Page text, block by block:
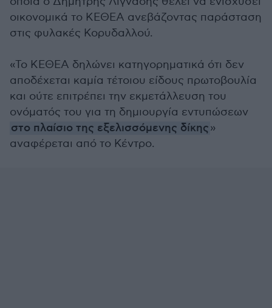
οικονομικά το ΚΕΘΕΑ ανεβάζοντας παράσταση
στις φυλακές Κορυδαλλού.
«Το ΚΕΘΕΑ δηλώνει κατηγορηματικά ότι δεν
αποδέχεται καμία τέτοιου είδους πρωτοβουλία
και ούτε επιτρέπει την εκμετάλλευση του
ονόματός του για τη δημιουργία εντυπώσεων
στο πλαίσιο της εξελισσόμενης δίκης»
αναφέρεται από το Κέντρο.